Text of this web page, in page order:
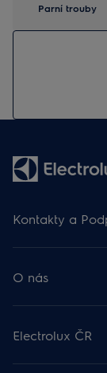
Parní trouby
Kontakty a
Odběr
Facebook 🡕
Instagram 🡕
TikTok 🡕
Rady a návody
O nás
Finanční
Udržitelnost 🡕
Práce v
Electrolux ČR